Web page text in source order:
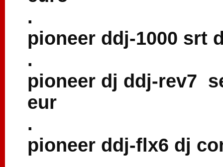
.
pioneer ddj-1000 srt
.
pioneer dj ddj-rev7
eur
.
pioneer ddj-flx6 dj